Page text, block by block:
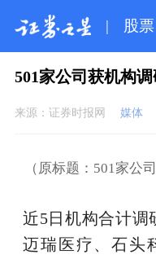
| 股票
501家公司获机构调
来源： 证券时报网 媒体
（原标题：501家公
近5日机构合计调
迈瑞医疗、石头